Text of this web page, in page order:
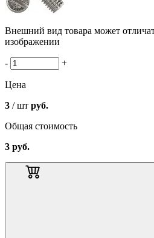
Внешний вид товара может
изображении
- +
Цена
3 / шт руб.
Общая стоимость
3 руб.